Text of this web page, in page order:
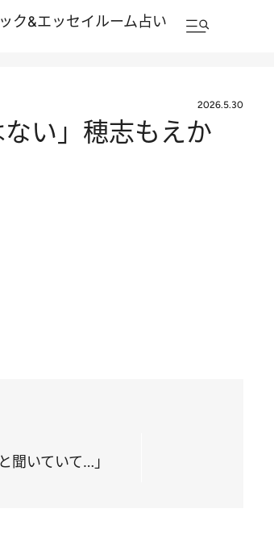
ク&エッセイルーム占い
2026.5.30
い」穂志もえか
聞いていて…」